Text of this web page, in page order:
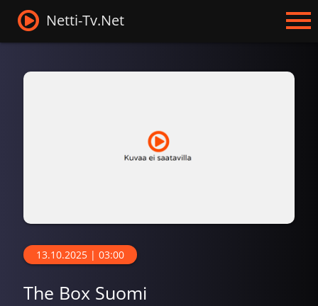
Netti-Tv.Net
13.10.2025 | 03:00
The Box Suomi